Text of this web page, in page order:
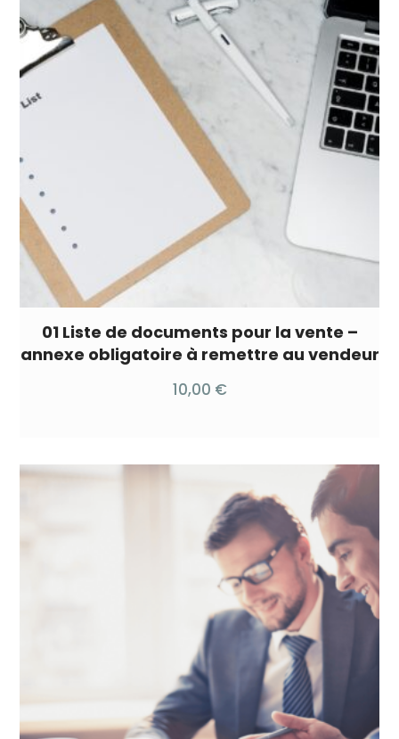
01 Liste de documents pour la vente –
annexe obligatoire à remettre au vendeur
10,00 €